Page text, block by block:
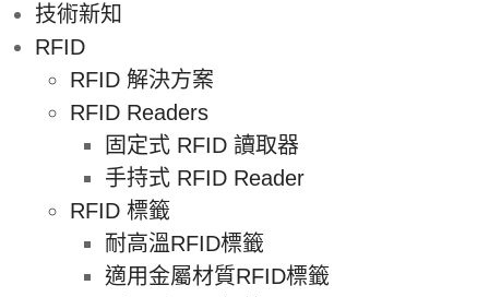
技術新知
RFID
RFID 解決方案
RFID Readers
固定式 RFID 讀取器
手持式 RFID Reader
RFID 標籤
耐高溫RFID標籤
適用金屬材質RFID標籤